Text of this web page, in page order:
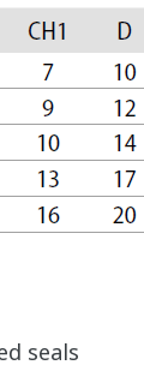
seals